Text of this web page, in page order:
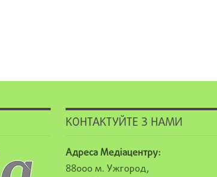
КОНТАКТУЙТЕ З НАМИ
Адреса Медіацентру:
88000 м. Ужгород,